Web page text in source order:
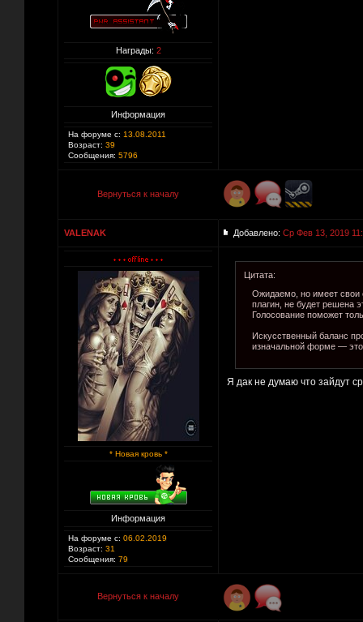
Награды: 2
Информация
На форуме с: 13.08.2011
Возраст: 39
Сообщения: 5796
Вернуться к началу
VALENAK Добавлено: Ср Фев 13, 2019
* Новая кровь *
Информация
На форуме с: 06.02.2019
Возраст: 31
Сообщения: 79
Цитата:
Ожидаемо, но имеет свои
плагин, не будет решена
Голосование поможет
Искусственный баланс
изначальной форме — это
Я дак не думаю что зайдут
Вернуться к началу